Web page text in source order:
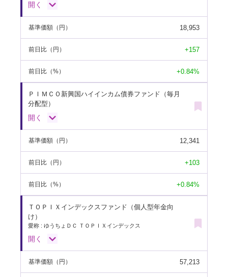
開く
基準価額 （円） 18,953
前日比 （円） +157
前日比 （%） +0.84%
ＰＩＭＣＯ新興国ハイインカム債券ファンド（毎月
分配型）
開く
基準価額 （円） 12,341
前日比 （円） +103
前日比 （%） +0.84%
ＴＯＰＩＸインデックスファンド（個人型年金向
け）
愛称 : ゆうちょＤＣ ＴＯＰＩＸインデックス
開く
基準価額 （円） 57,213